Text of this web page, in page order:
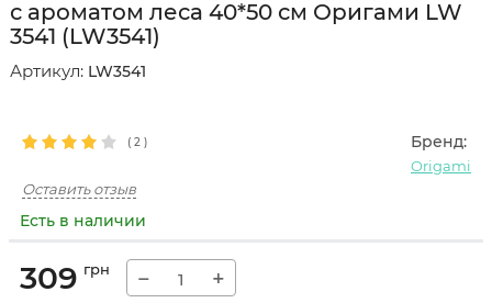
с ароматом леса 40*50 см Оригами LW
3541 (LW3541)
Артикул: LW3541
( 2 ) Бренд:
Origami
Оставить отзыв
Есть в наличии
309 грн − +